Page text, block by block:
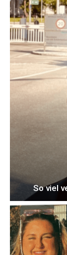
So viel